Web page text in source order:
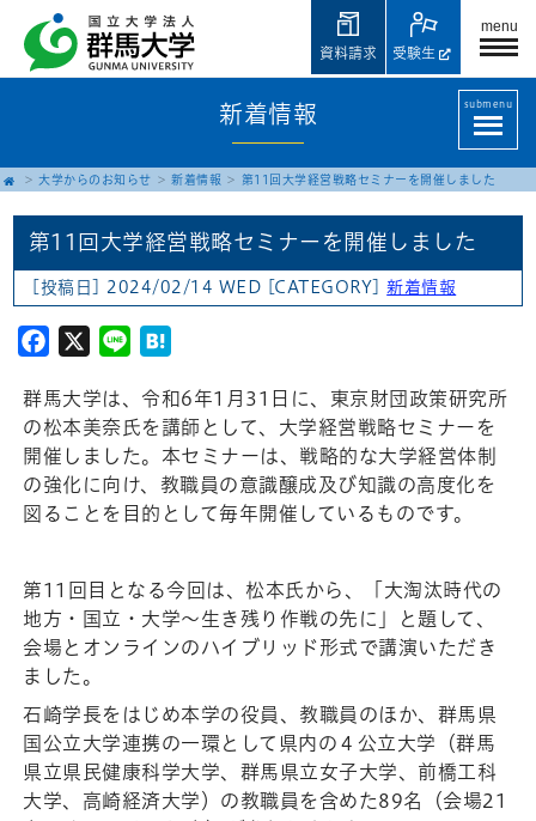
menu
受験生
資料請求
新着情報 submenu
大学からのお知らせ 新着情報 第11回大学経営戦略セミナーを開催しました
第11回大学経営戦略セミナーを開催しました
[投稿日] 2024/02/14 WED [CATEGORY]新着情報
Facebook
X Line
群馬大学は、令和6年1月31日に、東京財団政策研究所
の松本美奈氏を講師として、大学経営戦略セミナーを
開催しました。本セミナーは、戦略的な大学経営体制
の強化に向け、教職員の意識醸成及び知識の高度化を
図ることを目的として毎年開催しているものです。
第11回目となる今回は、松本氏から、「大淘汰時代の
地方・国立・大学～生き残り作戦の先に」と題して、
会場とオンラインのハイブリッド形式で講演いただき
ました。
石崎学長をはじめ本学の役員、教職員のほか、群馬県
国公立大学連携の一環として県内の４公立大学（群馬
県立県民健康科学大学、群馬県立女子大学、前橋工科
大学、高崎経済大学）の教職員を含めた89名（会場21